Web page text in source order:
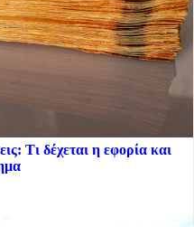
Τι δέχεται η εφορία και